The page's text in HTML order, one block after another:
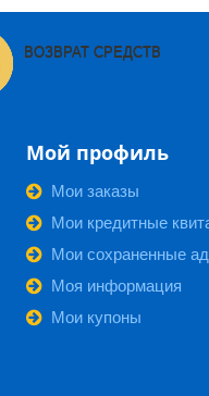
ВОЗВРАТ СРЕДСТВ
Мой профиль
Мои заказы
Мои кредитные
Мои сохраненные
Моя информация
Мои купоны